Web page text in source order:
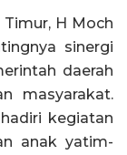
H Moch
sinergi
daerah
masyarakat.
kegiatan
anak yatim-